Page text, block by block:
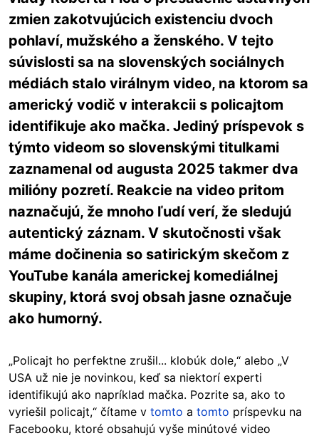
zmien zakotvujúcich existenciu dvoch
pohlaví, mužského a ženského. V tejto
súvislosti sa na slovenských sociálnych
médiách stalo virálnym video, na ktorom sa
americký vodič v interakcii s policajtom
identifikuje ako mačka. Jediný príspevok s
týmto videom so slovenskými titulkami
zaznamenal od augusta 2025 takmer dva
milióny pozretí. Reakcie na video pritom
naznačujú, že mnoho ľudí verí, že sledujú
autentický záznam. V skutočnosti však
máme dočinenia so satirickým skečom z
YouTube kanála americkej komediálnej
skupiny, ktorá svoj obsah jasne označuje
ako humorný.
„Policajt ho perfektne zrušil... klobúk dole,“ alebo „V
USA už nie je novinkou, keď sa niektorí experti
identifikujú ako napríklad mačka. Pozrite sa, ako to
vyriešil policajt,“ čítame v tomto a tomto príspevku na
Facebooku, ktoré obsahujú vyše minútové video